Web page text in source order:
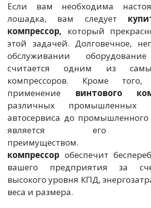
Если вам необходима
лошадка, вам следует
компрессор, который
этой задачей. Долговечное,
обслуживании
считается одним из
компрессоров. Кроме того,
применение винтового
различных промышленных
автосервиса до промышленного
является его
компрессор обеспечит
вашего предприятия за
высокого уровня КПД,
веса и размера.